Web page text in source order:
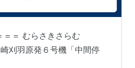
＝＝ むらさきさらむ
刈羽原発６号機「中間停